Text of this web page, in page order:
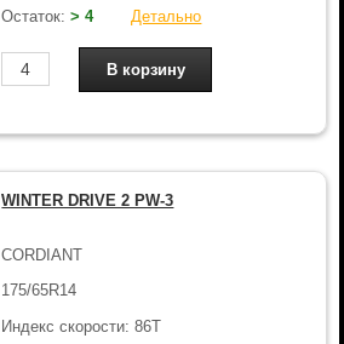
Остаток:> 4 Детально
WINTER DRIVE 2 PW-3
CORDIANT
175/65R14
Индекс скорости: 86T